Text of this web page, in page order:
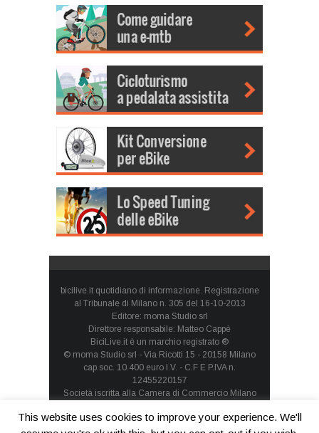
bicilive.it quotidiano di informazione. Registrazione
al Tribunale di Milano n. 305 del 16-10-2013
Editore: moma Studio srl
Direttore responsabile: Matteo Cappè
BiciLive.it è un marchio registrato ®
© moma Studio srl - Via Ricotti 15 - 20158 Milano
cap.soc. 10.400 euro I.V. - C.F E P.IVA n.
12455220157
Società iscritta alla Camera di Commercio Milano
socio unico
This website uses cookies to improve your experience. We'll